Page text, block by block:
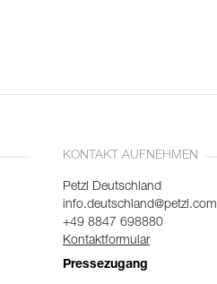
KONTAKT AUFNEHMEN
Petzl Deutschland
info.deutschland@petzl.com
+49 8847 698880
Kontaktformular
Pressezugang